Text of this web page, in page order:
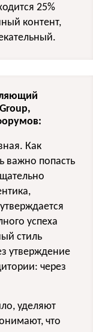
25%
контент,
Как
важно попасть
успеха
стиль
утверждение
через
уделяют
что